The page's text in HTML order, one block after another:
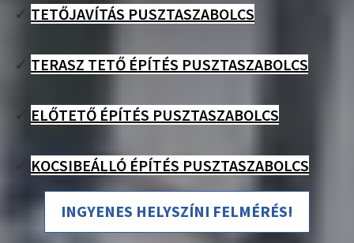
✓ TETŐJAVÍTÁS PUSZTASZABOLCS
✓ TERASZ TETŐ ÉPÍTÉS PUSZTASZABOLCS
✓ ELŐTETŐ ÉPÍTÉS PUSZTASZABOLCS
✓ KOCSIBEÁLLÓ ÉPÍTÉS PUSZTASZABOLCS
INGYENES HELYSZÍNI FELMÉRÉS!